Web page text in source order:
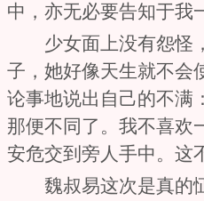
中，亦无必要告知于我
少女面上没有怨怪
子，她好像天生就不会
论事地说出自己的不满
那便不同了。我不喜欢
安危交到旁人手中。这
魏叔易这次是真的